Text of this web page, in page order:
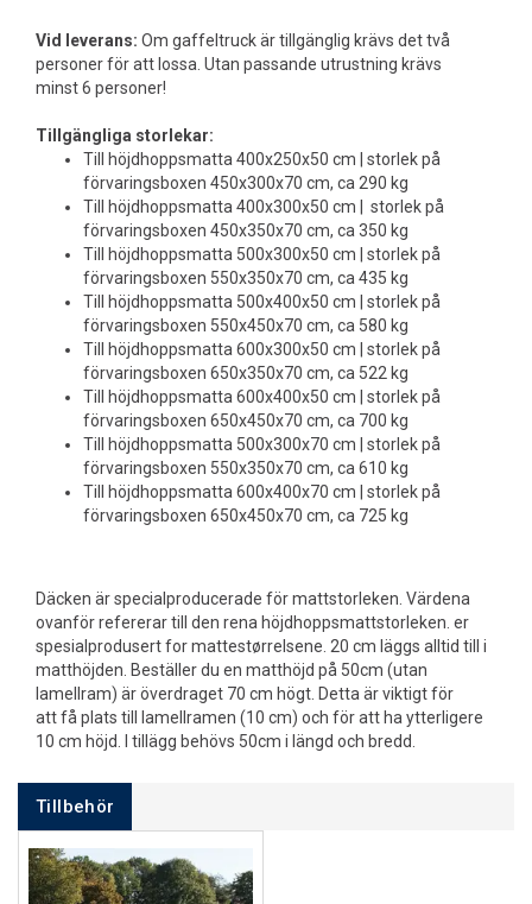
Vid leverans: Om gaffeltruck är tillgänglig krävs det två
personer för att lossa. Utan passande utrustning krävs
minst 6 personer!
Tillgängliga storlekar:
Till höjdhoppsmatta 400x250x50 cm | storlek på
förvaringsboxen 450x300x70 cm, ca 290 kg
Till höjdhoppsmatta 400x300x50 cm | storlek på
förvaringsboxen 450x350x70 cm, ca 350 kg
Till höjdhoppsmatta 500x300x50 cm | storlek på
förvaringsboxen 550x350x70 cm, ca 435 kg
Till höjdhoppsmatta 500x400x50 cm | storlek på
förvaringsboxen 550x450x70 cm, ca 580 kg
Till höjdhoppsmatta 600x300x50 cm | storlek på
förvaringsboxen 650x350x70 cm, ca 522 kg
Till höjdhoppsmatta 600x400x50 cm | storlek på
förvaringsboxen 650x450x70 cm, ca 700 kg
Till höjdhoppsmatta 500x300x70 cm | storlek på
förvaringsboxen 550x350x70 cm, ca 610 kg
Till höjdhoppsmatta 600x400x70 cm | storlek på
förvaringsboxen 650x450x70 cm, ca 725 kg
Däcken är specialproducerade för mattstorleken. Värdena
ovanför refererar till den rena höjdhoppsmattstorleken. er
spesialprodusert for mattestørrelsene. 20 cm läggs alltid till i
matthöjden. Beställer du en matthöjd på 50cm (utan
lamellram) är överdraget 70 cm högt. Detta är viktigt för
att få plats till lamellramen (10 cm) och för att ha ytterligere
10 cm höjd. I tillägg behövs 50cm i längd och bredd.
Tillbehör